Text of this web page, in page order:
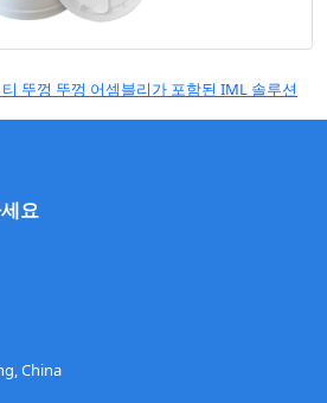
뚜껑 뚜껑 어셈블리가 포함된 IML 솔루션
요
China